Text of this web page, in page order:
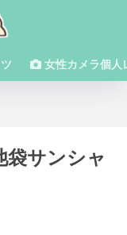
女性カメラ個人
袋サンシャ